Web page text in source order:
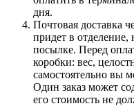
дня.
Почтовая доставка
придет в отделение,
посылке. Перед
коробки: вес,
самостоятельно вы
Один заказ может
его стоимость не